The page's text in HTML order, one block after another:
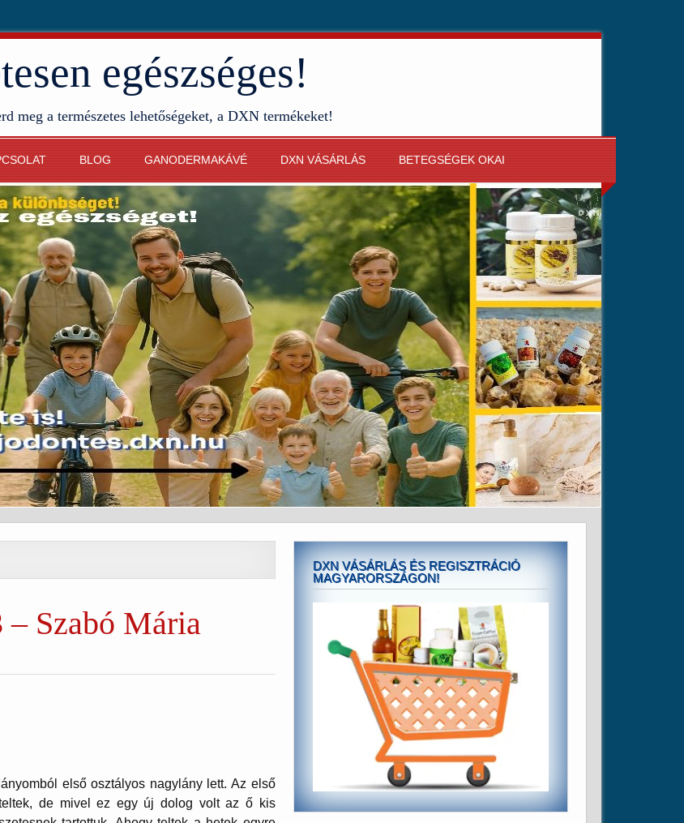
egészséges!
meg a természetes lehetőségeket, a DXN termékeket!
BLOG GANODERMAKÁVÉ DXN VÁSÁRLÁS BETEGSÉGEK OKAI
– Szabó Mária
első osztályos nagylány lett. Az első
de mivel ez egy új dolog volt az ő kis
DXN VÁSÁRLÁS ÉS REGISZTRÁCIÓ
MAGYARORSZÁGON!